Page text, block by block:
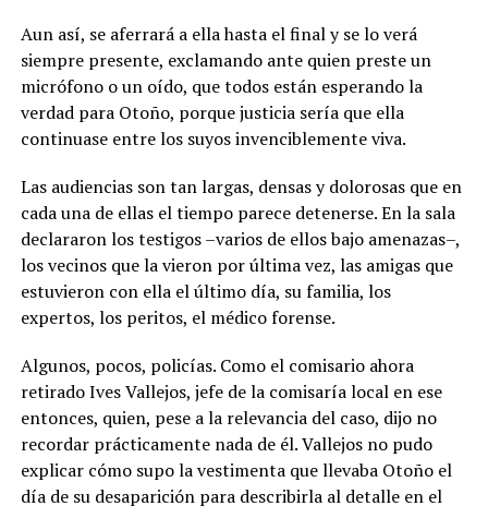
Aun así, se aferrará a ella hasta el final y se lo verá
siempre presente, exclamando ante quien preste un
micrófono o un oído, que todos están esperando la
verdad para Otoño, porque justicia sería que ella
continuase entre los suyos invenciblemente viva.
Las audiencias son tan largas, densas y dolorosas que en
cada una de ellas el tiempo parece detenerse. En la sala
declararon los testigos –varios de ellos bajo amenazas–,
los vecinos que la vieron por última vez, las amigas que
estuvieron con ella el último día, su familia, los
expertos, los peritos, el médico forense.
Algunos, pocos, policías. Como el comisario ahora
retirado Ives Vallejos, jefe de la comisaría local en ese
entonces, quien, pese a la relevancia del caso, dijo no
recordar prácticamente nada de él. Vallejos no pudo
explicar cómo supo la vestimenta que llevaba Otoño el
día de su desaparición para describirla al detalle en el